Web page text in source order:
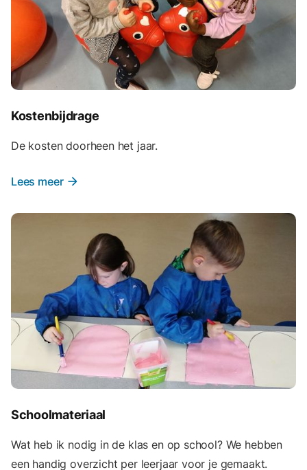
Kostenbijdrage
De kosten doorheen het jaar.
Lees meer arrow_forward
Schoolmateriaal
Wat heb ik nodig in de klas en op school? We hebben
een handig overzicht per leerjaar voor je gemaakt.